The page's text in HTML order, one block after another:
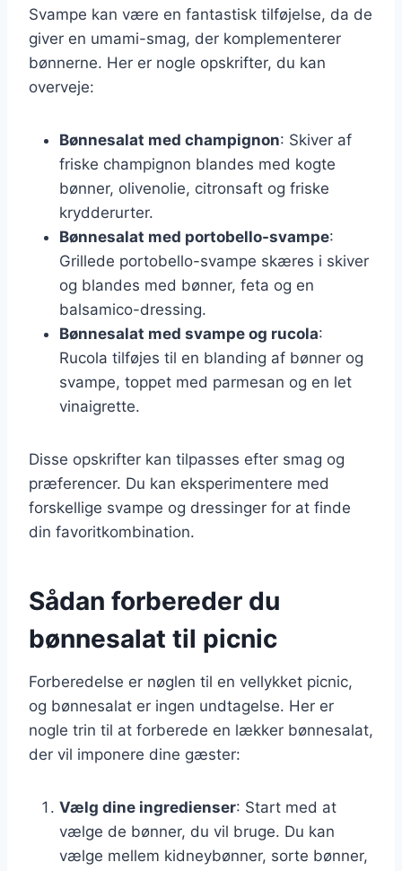
Svampe kan være en fantastisk tilføjelse, da de
giver en umami-smag, der komplementerer
bønnerne. Her er nogle opskrifter, du kan
overveje:
Bønnesalat med champignon: Skiver af
friske champignon blandes med kogte
bønner, olivenolie, citronsaft og friske
krydderurter.
Bønnesalat med portobello-svampe:
Grillede portobello-svampe skæres i skiver
og blandes med bønner, feta og en
balsamico-dressing.
Bønnesalat med svampe og rucola:
Rucola tilføjes til en blanding af bønner og
svampe, toppet med parmesan og en let
vinaigrette.
Disse opskrifter kan tilpasses efter smag og
præferencer. Du kan eksperimentere med
forskellige svampe og dressinger for at finde
din favoritkombination.
Sådan forbereder du
bønnesalat til picnic
Forberedelse er nøglen til en vellykket picnic,
og bønnesalat er ingen undtagelse. Her er
nogle trin til at forberede en lækker bønnesalat,
der vil imponere dine gæster:
Vælg dine ingredienser: Start med at
vælge de bønner, du vil bruge. Du kan
vælge mellem kidneybønner, sorte bønner,